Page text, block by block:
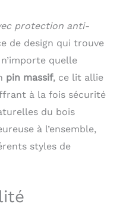
extérieures
cm, taille
d'enfant
suffisamment
pour dormir
à lattes inclus:
d'enfant
un sommier
pour le confort
réparateur
un lit stable et sûr
protection anti-
de design qui trouve
quelle
pin massif, ce lit allie
à la fois sécurité
du bois
à l’ensemble,
styles de